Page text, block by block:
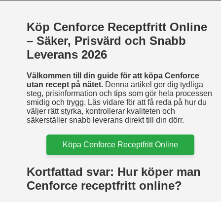
Köp Cenforce Receptfritt Online
– Säker, Prisvärd och Snabb
Leverans 2026
Välkommen till din guide för att köpa Cenforce
utan recept på nätet.Denna artikel ger dig tydliga
steg, prisinformation och tips som gör hela processen
smidig och trygg. Läs vidare för att få reda på hur du
väljer rätt styrka, kontrollerar kvaliteten och
säkerställer snabb leverans direkt till din dörr.
Köpa Cenforce Receptfritt Online
Kortfattad svar: Hur köper man
Cenforce receptfritt online?